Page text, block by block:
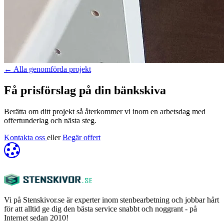
← Alla genomförda projekt
Få prisförslag på din bänkskiva
Berätta om ditt projekt så återkommer vi inom en arbetsdag med
offertunderlag och nästa steg.
Kontakta oss eller Begär offert
Vi på Stenskivor.se är experter inom stenbearbetning och jobbar hårt
för att alltid ge dig den bästa service snabbt och noggrant - på
Internet sedan 2010!